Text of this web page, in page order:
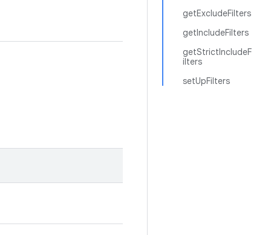
getExcludeFilters
getIncludeFilters
getStrictIncludeF
ilters
setUpFilters